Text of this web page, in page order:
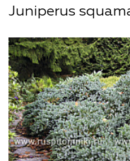
Juniperus